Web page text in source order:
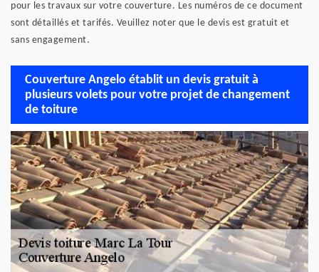
pour les travaux sur votre couverture. Les numéros de ce document
sont détaillés et tarifés. Veuillez noter que le devis est gratuit et
sans engagement.
Couverture Angelo établit un devis gratuit à
plusieurs volets pour votre projet de changement
de toiture